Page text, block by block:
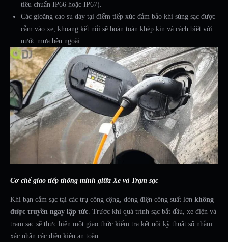
tiêu chuẩn IP66 hoặc IP67).
Các gioăng cao su dày tại điểm tiếp xúc đảm bảo khi súng sạc được
cắm vào xe, khoang kết nối sẽ hoàn toàn khép kín và cách biệt với
nước mưa bên ngoài.
Cơ chế giao tiếp thông minh giữa Xe và Trạm sạc
Khi bạn cắm sạc tại các trụ công cộng, dòng điện công suất lớn không
được truyền ngay lập tức. Trước khi quá trình sạc bắt đầu, xe điện và
trạm sạc sẽ thực hiện một giao thức kiểm tra kết nối kỹ thuật số nhằm
xác nhận các điều kiện an toàn: